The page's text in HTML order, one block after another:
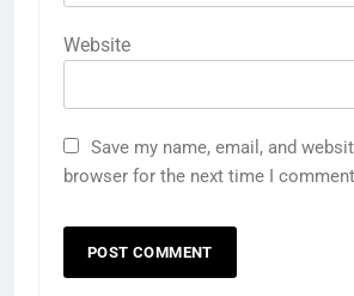
Website
Save my name, email, and
browser for the next time I